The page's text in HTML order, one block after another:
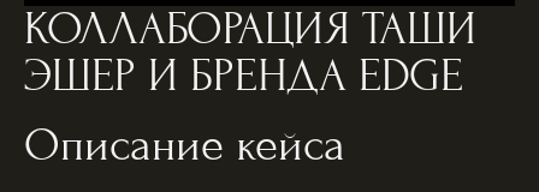
КОЛЛАБОРАЦИЯ ТАШИ
ЭШЕР И БРЕНДА EDGE
Описание кейса